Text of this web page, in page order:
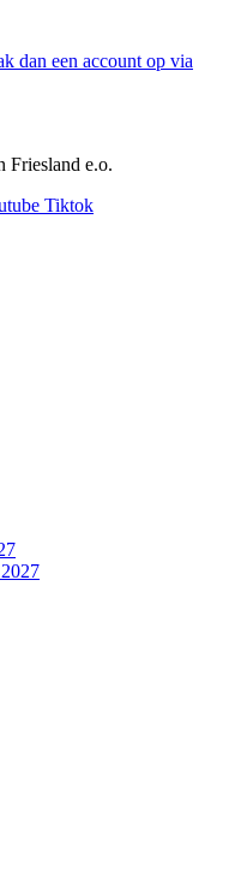
dan een account op via
Friesland e.o.
Tiktok